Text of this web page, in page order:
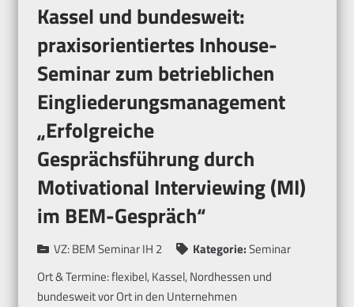
Kassel und bundesweit:
praxisorientiertes Inhouse-
Seminar zum betrieblichen
Eingliederungsmanagement
„Erfolgreiche
Gesprächsführung durch
Motivational Interviewing (MI)
im BEM-Gespräch“
VZ:BEM Seminar IH 2 Kategorie:Seminar
Ort & Termine:flexibel, Kassel, Nordhessen und
bundesweit vor Ort in den Unternehmen